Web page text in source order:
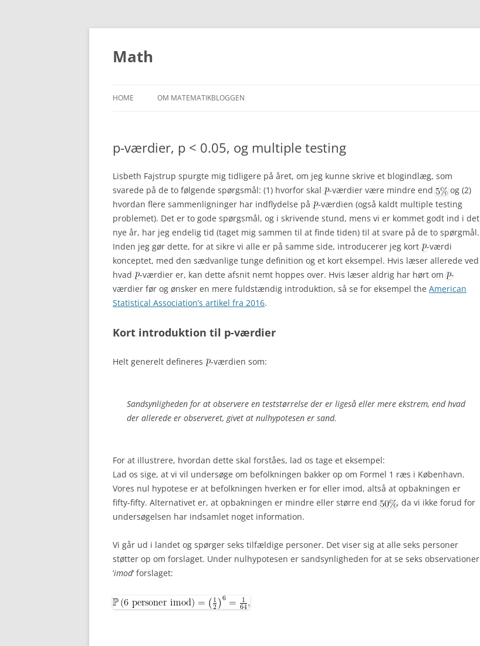
Skip
Math
HOME OM MATEMATIKBLOGGEN
p-værdier, p < 0.05, og multiple testing
Lisbeth Fajstrup spurgte mig tidligere på året, om jeg kunne skrive et blogindlæg, som
svarede på de to følgende spørgsmål: (1) hvorfor skal
-værdier være mindre end
og (2)
hvordan flere sammenligninger har indflydelse på
-værdien (også kaldt multiple testing
problemet). Det er to gode spørgsmål, og i skrivende stund, mens vi er kommet godt ind i det
nye år, har jeg endelig tid (taget mig sammen til at finde tiden) til at svare på de to spørgmål.
Inden jeg gør dette, for at sikre vi alle er på samme side, introducerer jeg kort
-værdi
konceptet, med den sædvanlige tunge definition og et kort eksempel. Hvis læser allerede ved
hvad
-værdier er, kan dette afsnit nemt hoppes over. Hvis læser aldrig har hørt om
-
værdier før og ønsker en mere fuldstændig introduktion, så se for eksempel the American
Statistical Association’s artikel fra 2016.
Kort introduktion til p-værdier
Helt generelt defineres -værdien som:
Sandsynligheden for at observere en teststørrelse der er ligeså eller mere ekstrem, end hvad
der allerede er observeret, givet at nulhypotesen er sand.
For at illustrere, hvordan dette skal forståes, lad os tage et eksempel:
Lad os sige, at vi vil undersøge om befolkningen bakker op om Formel 1 ræs i København.
Vores nul hypotese er at befolkningen hverken er for eller imod, altså at opbakningen er
fifty-fifty. Alternativet er, at opbakningen er mindre eller større end
, da vi ikke forud for
undersøgelsen har indsamlet noget information.
Vi går ud i landet og spørger seks tilfældige personer. Det viser sig at alle seks personer
støtter op om forslaget. Under nulhypotesen er sandsynligheden for at se seks observationer
‘imod‘ forslaget: